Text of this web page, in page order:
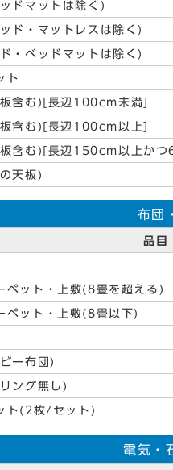
ドマットは除く)
ド・マットレスは除く)
・ベッドマットは除く)
ト
含む)[長辺100cm未満]
含む)[長辺100cm以上]
含む)[長辺150cm以上かつ
天板)
布団
品目
ペット・上敷(8畳を超える)
ペット・上敷(8畳以下)
ー布団)
ング無し)
ト(2枚/セット)
電気・